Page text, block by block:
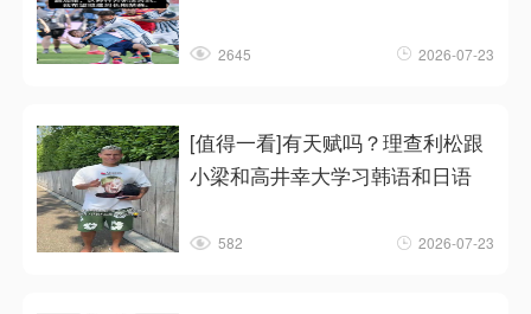
2645 2026-07-23
[值得一看]有天赋吗？理查利松跟
小梁和高井幸大学习韩语和日语
582 2026-07-23